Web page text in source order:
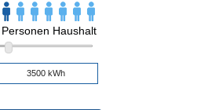
Personen Haushalt